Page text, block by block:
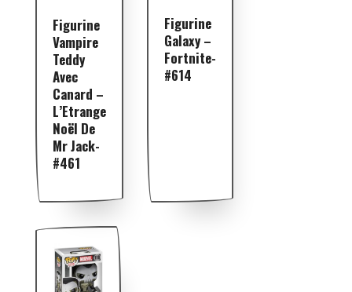
Figurine
Vampire
Teddy
Avec
Canard –
L’Etrange
Noël De
Mr Jack-
#461
Figurine
Galaxy –
Fortnite-
#614